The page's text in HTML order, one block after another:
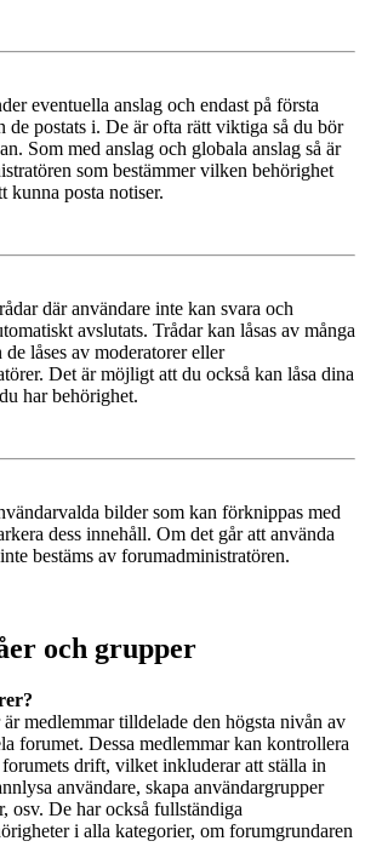
eventuella anslag och endast på första
de postats i. De är ofta rätt viktiga så du bör
Som med anslag och globala anslag så är
som bestämmer vilken behörighet
kunna posta notiser.
där användare inte kan svara och
avslutats. Trådar kan låsas av många
låses av moderatorer eller
Det är möjligt att du också kan låsa dina
har behörighet.
bilder som kan förknippas med
dess innehåll. Om det går att använda
bestäms av forumadministratören.
och grupper
medlemmar tilldelade den högsta nivån av
forumet. Dessa medlemmar kan kontrollera
forumets drift, vilket inkluderar att ställa in
användare, skapa användargrupper
osv. De har också fullständiga
i alla kategorier, om forumgrundaren